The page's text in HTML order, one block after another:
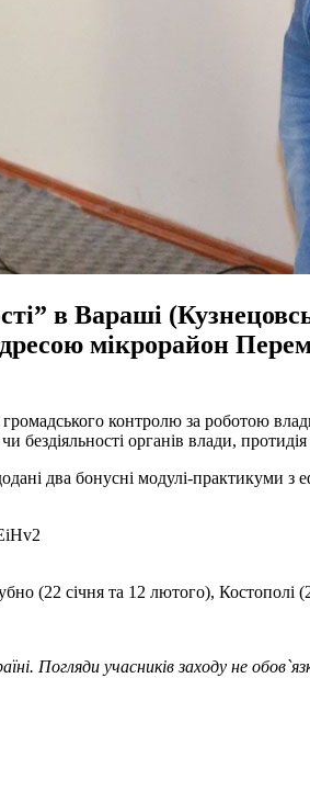
в Вараші
мікрорайон
контролю за роботою
органів влади,
два бонусні модулі-практикуми з
(22 січня та 12 лютого), Костополі
Погляди учасників заходу не